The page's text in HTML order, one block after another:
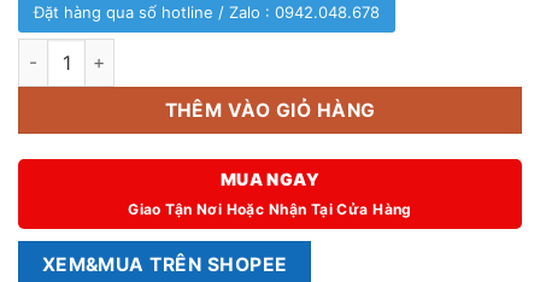
Đặt hàng qua số hotline / Zalo : 0942.048.678
Anbernic RG280V nhỏ gọn chạy 16 trình giả lập. số lượng
THÊM VÀO GIỎ HÀNG
MUA NGAY
Giao Tận Nơi Hoặc Nhận Tại Cửa Hàng
XEM&MUA TRÊN SHOPEE